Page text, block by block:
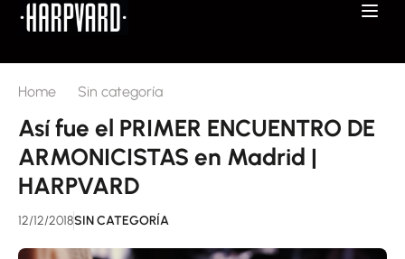
Home Sin categoría
Así fue el PRIMER ENCUENTRO DE
ARMONICISTAS en Madrid |
HARPVARD
12/12/2018SIN CATEGORÍA